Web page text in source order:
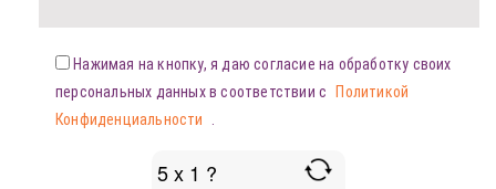
Нажимая на кнопку, я даю согласие на обработку своих
персональных данных в соответствии с
Политикой
Конфиденциальности
5 x 1 ?